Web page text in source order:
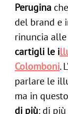
Perugina
del brand e
rinuncia
cartigli le i
Colomboni.
parlare le
ma in
di più: di